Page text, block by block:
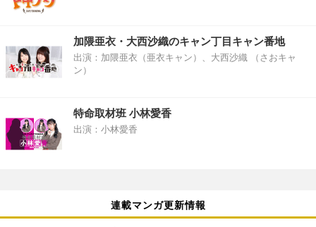
加隈亜衣・大西沙織のキャン丁目キャン番地
出演：加隈亜衣（亜衣キャン）、大西沙織 （さおキャ
ン）
特命取材班 小林愛香
出演：小林愛香
連載マンガ更新情報